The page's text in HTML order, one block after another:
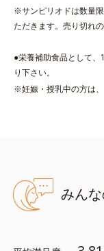
※サンピリオドは数量
ただきます。売り切れ
●栄養補助食品として
り下さい。
※妊娠・授乳中の方は
みん